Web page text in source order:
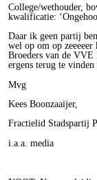
College/wethouder,
kwalificatie:
Daar ik geen partij
wel op om op
Broeders van de
ergens terug te
Mvg
Kees Boonzaaijer,
Fractielid Stadspartij
i.a.a. media